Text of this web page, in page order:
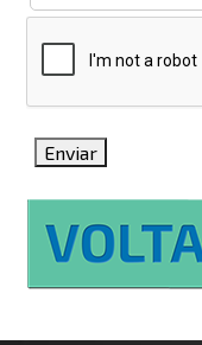
Enviar